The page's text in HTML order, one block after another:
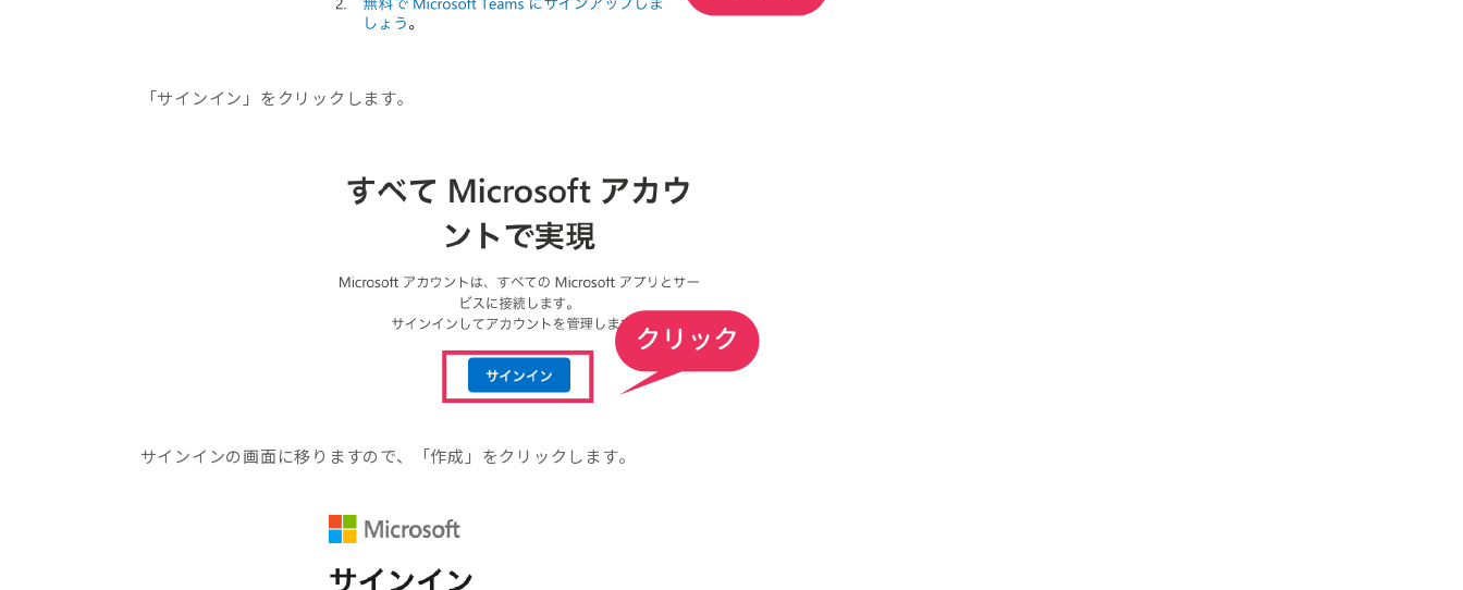
「サインイン」をクリックします。
サインインの画面に移りますので、「作成」をクリックします。